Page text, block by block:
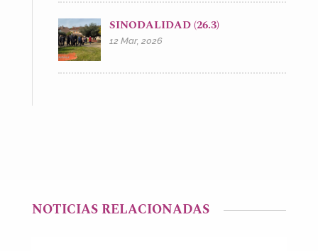
SINODALIDAD (26.3)
12 Mar, 2026
NOTICIAS RELACIONADAS